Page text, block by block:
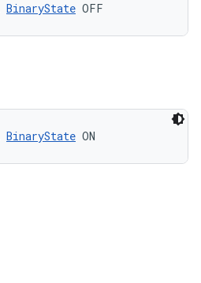
BinaryState OFF
BinaryState ON